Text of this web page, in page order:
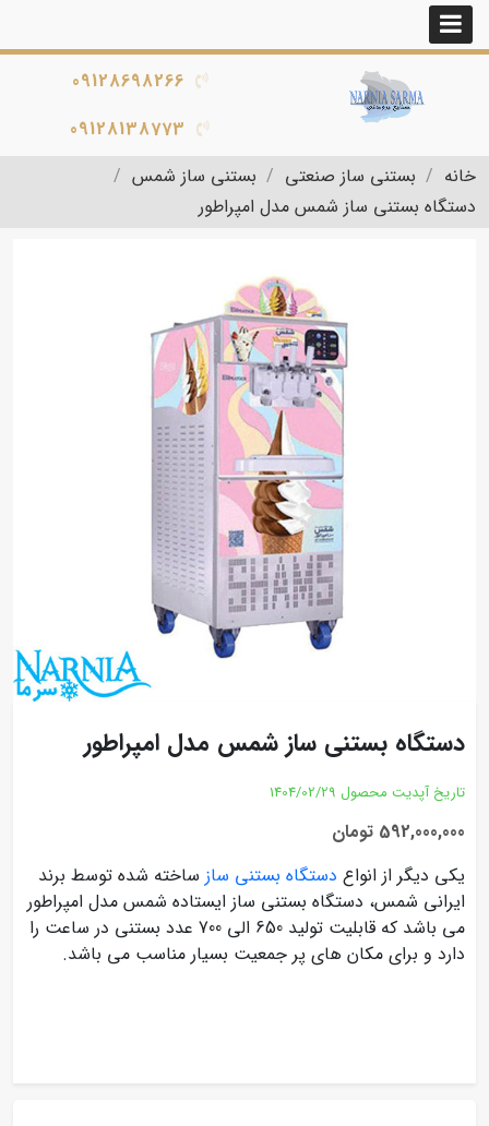
09128698266
09128138773
خانه
بستنی ساز صنعتی
بستنی ساز شمس
دستگاه بستنی ساز شمس مدل امپراطور
دستگاه بستنی ساز شمس مدل امپراطور
تاریخ آپدیت محصول 1404/02/29
592,000,000 تومان
یکی دیگر از انواع دستگاه بستنی ساز ساخته شده توسط برند
ایرانی شمس، دستگاه بستنی ساز ایستاده شمس مدل امپراطور
می باشد که قابلیت تولید 650 الی 700 عدد بستنی در ساعت را
دارد و برای مکان های پر جمعیت بسیار مناسب می باشد.